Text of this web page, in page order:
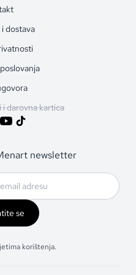
dostava
darovna kartica
newsletter
se
korištenja.